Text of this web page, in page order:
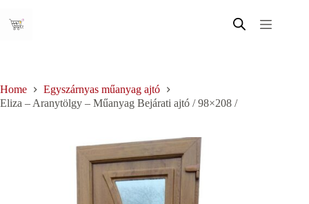
content
Home
Egyszárnyas műanyag ajtó
Eliza – Aranytölgy – Műanyag Bejárati ajtó / 98×208 /